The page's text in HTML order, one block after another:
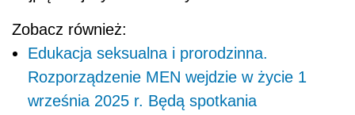
Zobacz również:
Edukacja seksualna i prorodzinna.
Rozporządzenie MEN wejdzie w życie 1
września 2025 r. Będą spotkania